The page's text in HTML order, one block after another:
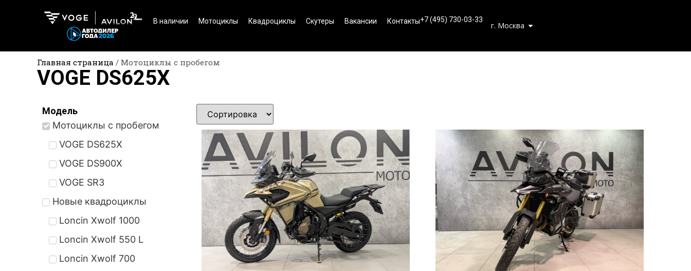
В наличии Мотоциклы Квадроциклы Скутеры Вакансии Контакты+7 (495) 730-03-33
г. Москва
Главная страница / Мотоциклы с пробегом
VOGE DS625X
Модель
Мотоциклы с пробегом
VOGE DS625X
VOGE DS900X
VOGE SR3
Новые квадроциклы
Loncin Xwolf 1000
Loncin Xwolf 550 L
Loncin Xwolf 700